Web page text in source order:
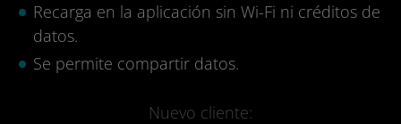
Recarga en la aplicación sin Wi-Fi ni créditos de
datos.
Se permite compartir datos.
Nuevo cliente: